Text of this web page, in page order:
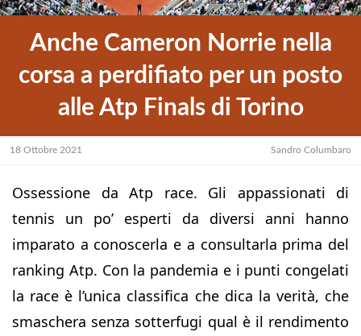
Anche Cameron Norrie nella
corsa a perdifiato per un posto
alle Atp Finals di Torino
18 Ottobre 2021 Sandro Columbaro
Ossessione da Atp race. Gli appassionati di
tennis un po’ esperti da diversi anni hanno
imparato a conoscerla e a consultarla prima del
ranking Atp. Con la pandemia e i punti congelati
la race è l’unica classifica che dica la verità, che
smaschera senza sotterfugi qual è il rendimento